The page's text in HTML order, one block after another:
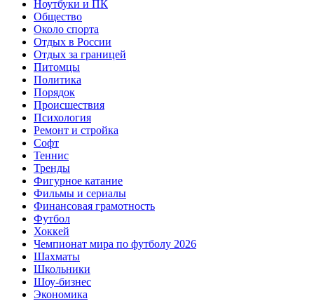
Ноутбуки и ПК
Общество
Около спорта
Отдых в России
Отдых за границей
Питомцы
Политика
Порядок
Происшествия
Психология
Ремонт и стройка
Софт
Теннис
Тренды
Фигурное катание
Фильмы и сериалы
Финансовая грамотность
Футбол
Хоккей
Чемпионат мира по футболу 2026
Шахматы
Школьники
Шоу-бизнес
Экономика